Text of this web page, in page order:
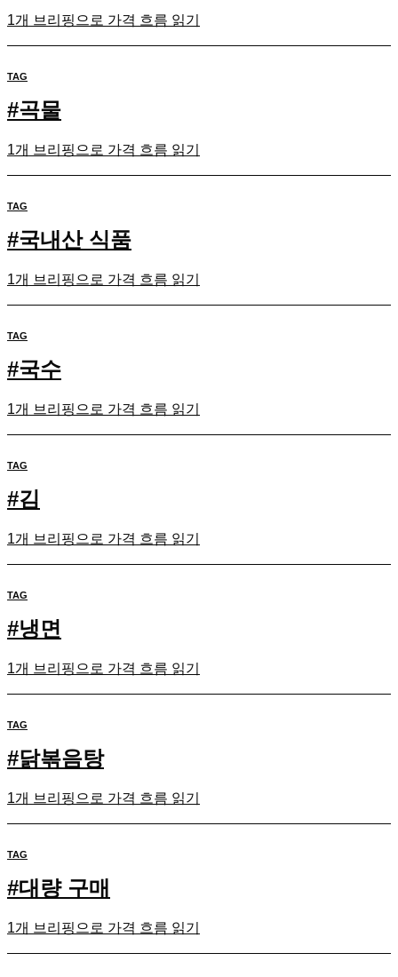
1개 브리핑으로 가격 흐름 읽기
TAG
#곡물
1개 브리핑으로 가격 흐름 읽기
TAG
#국내산 식품
1개 브리핑으로 가격 흐름 읽기
TAG
#국수
1개 브리핑으로 가격 흐름 읽기
TAG
#김
1개 브리핑으로 가격 흐름 읽기
TAG
#냉면
1개 브리핑으로 가격 흐름 읽기
TAG
#닭볶음탕
1개 브리핑으로 가격 흐름 읽기
TAG
#대량 구매
1개 브리핑으로 가격 흐름 읽기